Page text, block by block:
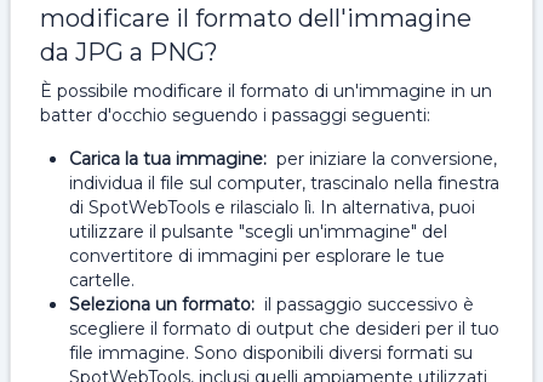
modificare il formato dell'immagine
da JPG a PNG?
È possibile modificare il formato di un'immagine in un
batter d'occhio seguendo i passaggi seguenti:
Carica la tua immagine: per iniziare la conversione,
individua il file sul computer, trascinalo nella finestra
di SpotWebTools e rilascialo lì. In alternativa, puoi
utilizzare il pulsante "scegli un'immagine" del
convertitore di immagini per esplorare le tue
cartelle.
Seleziona un formato: il passaggio successivo è
scegliere il formato di output che desideri per il tuo
file immagine. Sono disponibili diversi formati su
SpotWebTools, inclusi quelli ampiamente utilizzati